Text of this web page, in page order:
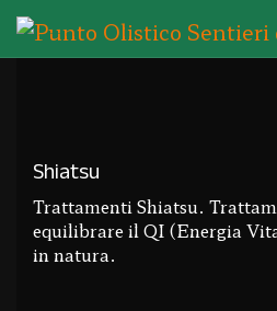
Shiatsu
Trattamenti Shiatsu.
equilibrare il QI (Energia
in natura.